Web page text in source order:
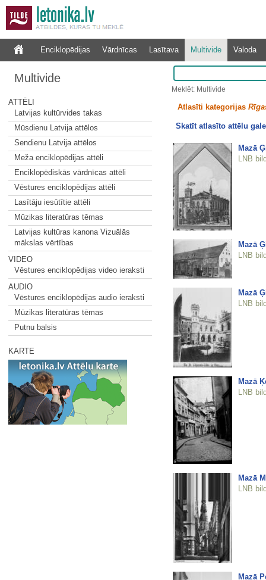
Enciklopēdijas Vārdnīcas Lasītava Multivide Valoda
Multivide
ATTĒLI
Latvijas kultūrvides takas
Mūsdienu Latvija attēlos
Sendienu Latvija attēlos
Meža enciklopēdijas attēli
Enciklopēdiskās vārdnīcas attēli
Vēstures enciklopēdijas attēli
Lasītāju iesūtītie attēli
Mūzikas literatūras tēmas
Latvijas kultūras kanona Vizuālās
mākslas vērtības
VIDEO
Vēstures enciklopēdijas video ieraksti
AUDIO
Vēstures enciklopēdijas audio ieraksti
Mūzikas literatūras tēmas
Putnu balsis
KARTE
Meklēt: Multivide
Atlasīti kategorijas
Skatīt atlasīto attēlu
Mazā
LNB
Mazā
LNB
Mazā
LNB
Mazā
LNB
Mazā
LNB
Mazā